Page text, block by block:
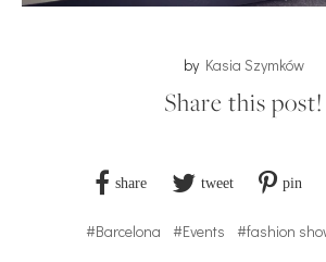
by Kasia Szymków
Share this post!
share tweet pin
#Barcelona #Events #fashion